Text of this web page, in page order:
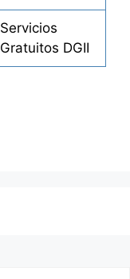
Servicios
Gratuitos DGII